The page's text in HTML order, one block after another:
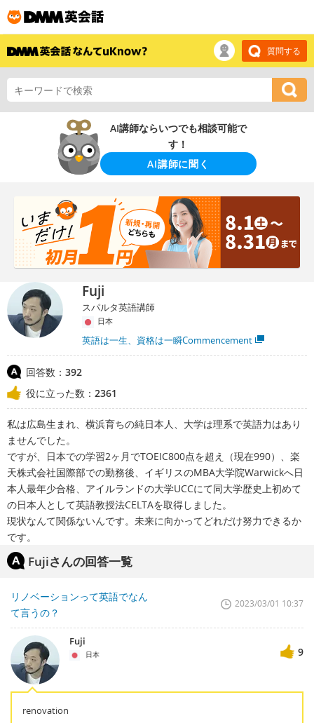
質問する
AI講師ならいつでも相談可能で
す！
AI講師に聞く
Fuji
スパルタ英語講師
日本
英語は一生、資格は一瞬Commencement
回答数： 392
役に立った数： 2361
私は広島生まれ、横浜育ちの純日本人、大学は理系で英語力はあり
ませんでした。
ですが、日本での学習2ヶ月でTOEIC800点を超え（現在990）、楽
天株式会社国際部での勤務後、イギリスのMBA大学院Warwickへ日
本人最年少合格、アイルランドの大学UCCにて同大学歴史上初めて
の日本人として英語教授法CELTAを取得しました。
現状なんて関係ないんです。未来に向かってどれだけ努力できるか
です。
Fujiさんの回答一覧
リノベーションって英語でなん
て言うの？
2023/03/01 10:37
Fuji
日本 9
renovation